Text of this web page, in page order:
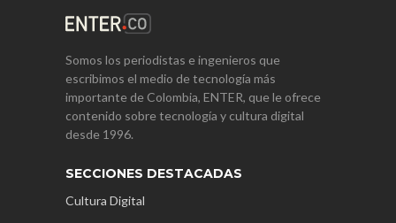
Somos los periodistas e ingenieros que
escribimos el medio de tecnología más
importante de Colombia, ENTER, que le ofrece
contenido sobre tecnología y cultura digital
desde 1996.
SECCIONES DESTACADAS
Cultura Digital